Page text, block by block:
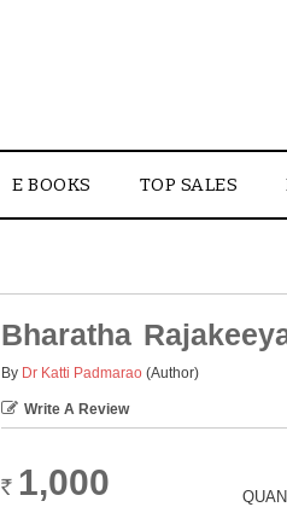
E BOOKS TOP SALES
Bharatha
By Dr Katti Padmarao (Author)
Write A Review
Rs. 1,000